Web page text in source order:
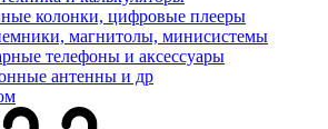
колонки, цифровые плееры
магнитолы, минисистемы
телефоны и аксессуары
антенны и др